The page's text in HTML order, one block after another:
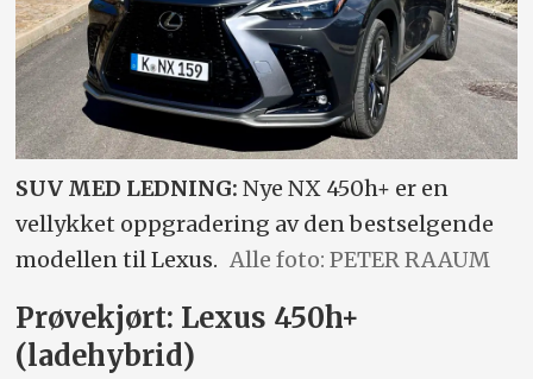
SUV MED LEDNING: Nye NX 450h+ er en
vellykket oppgradering av den bestselgende
modellen til Lexus. Alle foto: PETER RAAUM
Prøvekjørt: Lexus 450h+
(ladehybrid)